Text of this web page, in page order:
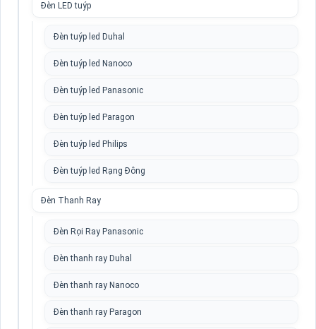
Đèn LED tuýp
Đèn tuýp led Duhal
Đèn tuýp led Nanoco
Đèn tuýp led Panasonic
Đèn tuýp led Paragon
Đèn tuýp led Philips
Đèn tuýp led Rạng Đông
Đèn Thanh Ray
Đèn Rọi Ray Panasonic
Đèn thanh ray Duhal
Đèn thanh ray Nanoco
Đèn thanh ray Paragon